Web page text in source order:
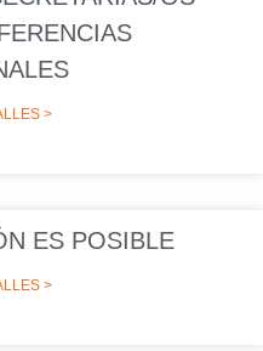
>
ES POSIBLE
>